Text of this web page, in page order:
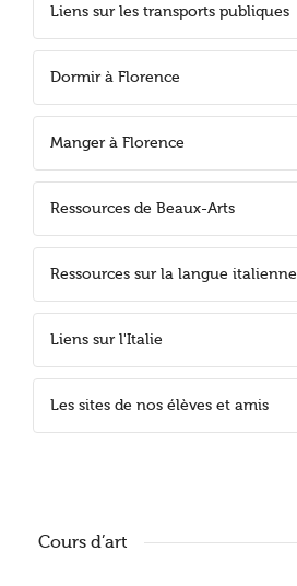
Liens sur les transports publiques
Dormir à Florence
Manger à Florence
Ressources de Beaux-Arts
Ressources sur la langue italienne
Liens sur l'Italie
Les sites de nos élèves et amis
Cours d’art